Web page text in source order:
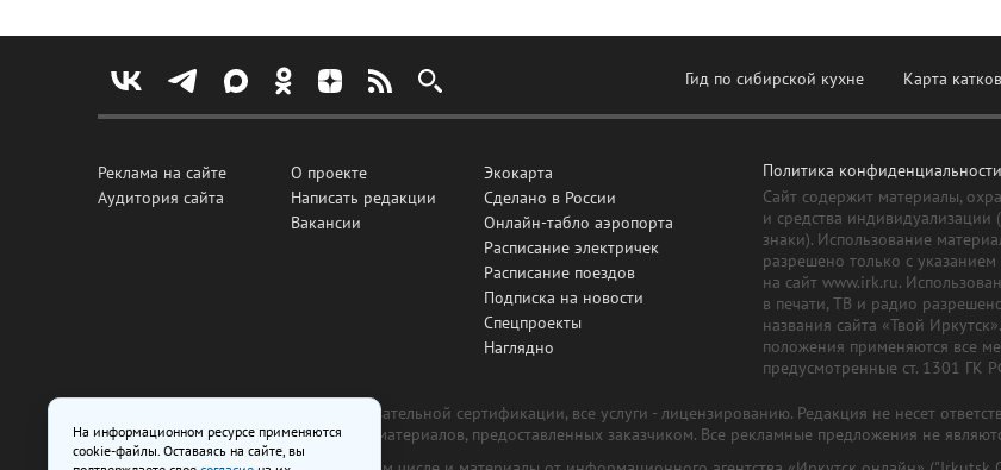
Гид по сибирской кухне Карта катков
Реклама на сайте
Аудитория сайта
О проекте
Написать редакции
Вакансии
Экокарта
Сделано в России
Онлайн-табло аэропорта
Расписание электричек
Расписание поездов
Подписка на новости
Спецпроекты
Наглядно
Политика конфиденциальности
Сайт содержит материалы,
и средства
знаки). Использование
разрешено только с указанием
на сайт www.irk.ru.
в печати, ТВ и радио
названия сайта «Твой
положения применяются все
предусмотренные ст. 1301 ГК
Все рекламные товары подлежат обязательной сертификации, все услуги - лицензированию. Редакция не несет
изготовлена и размещена на основе материалов, предоставленных заказчиком. Все рекламные предложения не
На информационном ресурсе применяются
cookie-файлы. Оставаясь на сайте, вы